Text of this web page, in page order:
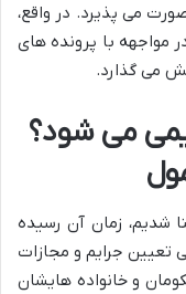
می پذیرد. در واقع،
مواجهه با پرونده های
می گذارد.
می شود؟
شدیم، زمان آن رسیده
جرایم و مجازات
و خانواده هایشان